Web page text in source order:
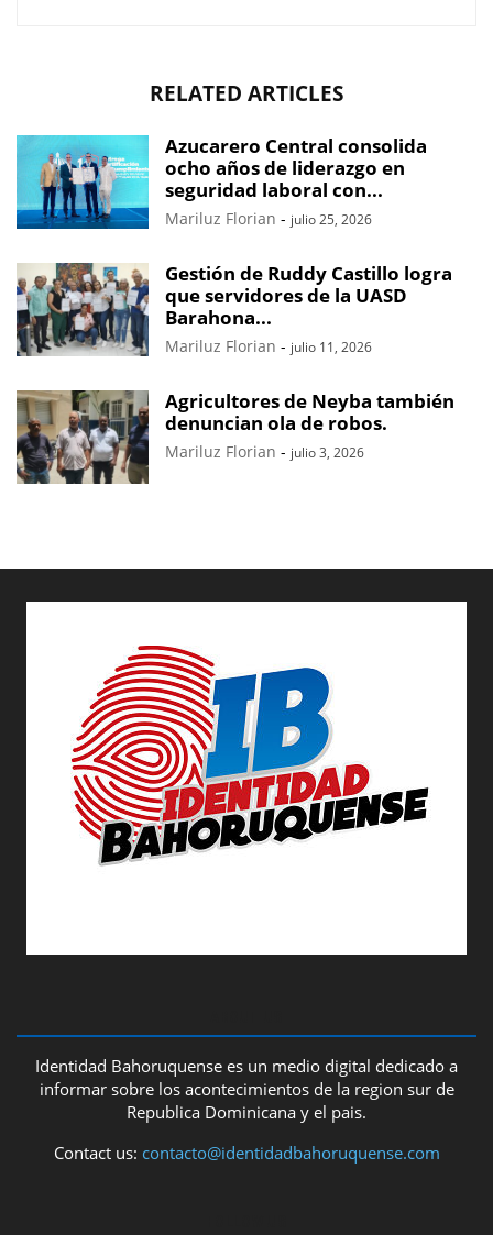
RELATED ARTICLES
Azucarero Central consolida
ocho años de liderazgo en
seguridad laboral con...
Mariluz Florian - julio 25, 2026
Gestión de Ruddy Castillo logra
que servidores de la UASD
Barahona...
Mariluz Florian - julio 11, 2026
Agricultores de Neyba también
denuncian ola de robos.
Mariluz Florian - julio 3, 2026
Identidad Bahoruquense es un medio digital dedicado a
informar sobre los acontecimientos de la region sur de
Republica Dominicana y el pais.
Contact us: contacto@identidadbahoruquense.com